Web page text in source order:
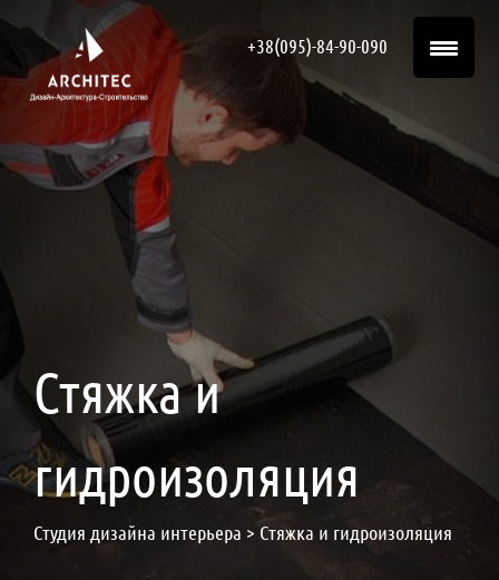
+38(095)-84-90-090
Стяжка и
гидроизоляция
Студия дизайна интерьера > Стяжка и гидроизоляция